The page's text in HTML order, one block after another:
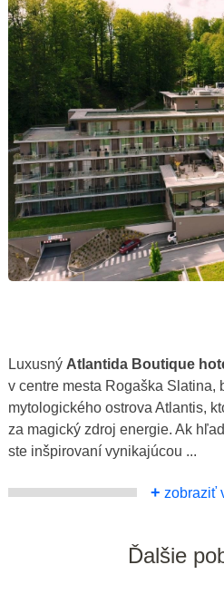
Luxusný Atlantida Boutique
v centre mesta Rogaška Slatina,
mytologického ostrova Atlantis,
za magický zdroj energie. Ak
ste inšpirovaní vynikajúcou ...
+ zobraziť
Ďalšie